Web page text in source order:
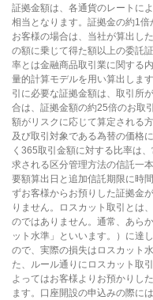
証拠金額は、各通貨のレートに
相当となります。証拠金の約1
お客様の場合は、当社が算出し
の額に乗じて得た額以上の委託
率とは金融商品取引業に関する
量的計算モデルを用い算出しま
引に必要な証拠金額は、取引所
合は、証拠金額の約25倍のお取
額がリスクに応じて算定される
及び取引対象である為替の価格
く365取引金額に対する比率は
求される区分管理方法の信託一
要額算出日と追加信託期限に時
ずお客様からお預りした証拠金
りません。ロスカット取引とは
のではありません。通常、あら
ット水準」といいます。）に達
ので、実際の損失はロスカット
た、ルール通りにロスカット取
よってはお客様よりお預かりし
ます。口座開設の申込みの際に